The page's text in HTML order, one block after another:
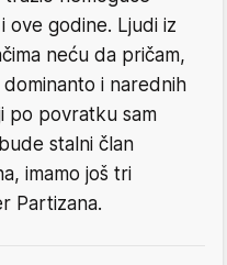
ove godine. Ljudi iz
neću da pričam,
i narednih
po povratku sam
stalni član
imamo još tri
Partizana.